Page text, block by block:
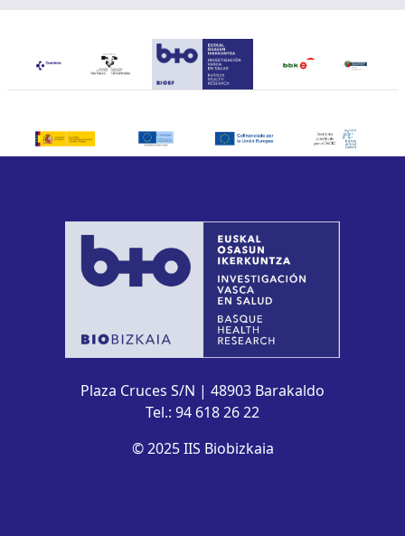
Plaza Cruces S/N | 48903 Barakaldo
Tel.: 94 618 26 22
© 2025 IIS Biobizkaia